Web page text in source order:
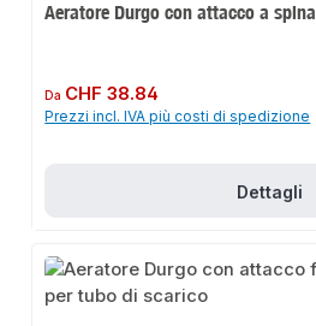
Aeratore Durgo con attacco a spina
Prezzo normale:
Da CHF 38.84
Prezzi incl. IVA più costi di spedizione
Dettagli